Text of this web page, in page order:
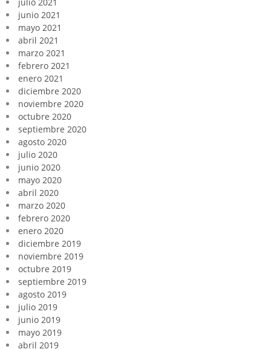
julio 2021
junio 2021
mayo 2021
abril 2021
marzo 2021
febrero 2021
enero 2021
diciembre 2020
noviembre 2020
octubre 2020
septiembre 2020
agosto 2020
julio 2020
junio 2020
mayo 2020
abril 2020
marzo 2020
febrero 2020
enero 2020
diciembre 2019
noviembre 2019
octubre 2019
septiembre 2019
agosto 2019
julio 2019
junio 2019
mayo 2019
abril 2019